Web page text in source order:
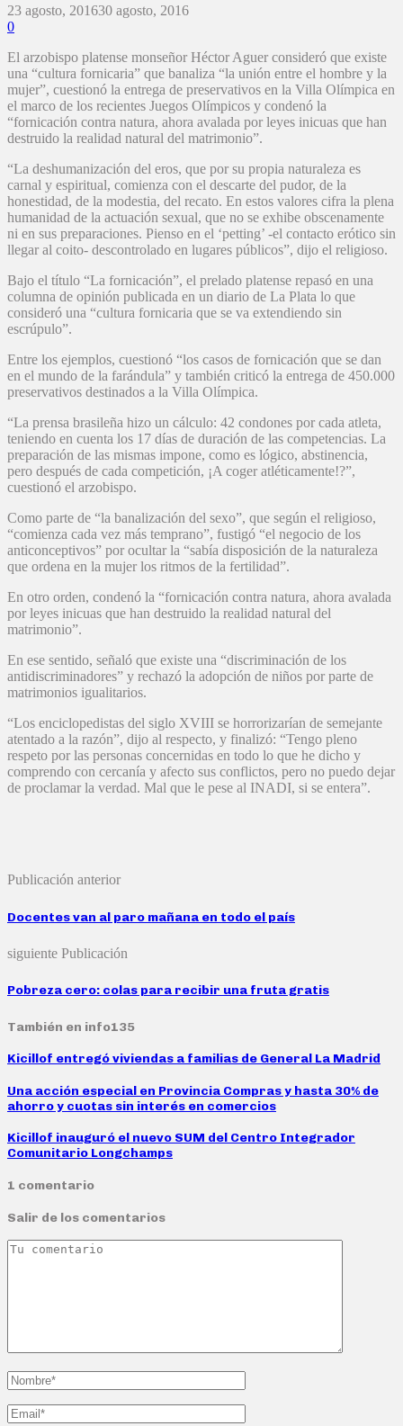
23 agosto, 201630 agosto, 2016
0
El arzobispo platense monseñor Héctor Aguer consideró que existe
una “cultura fornicaria” que banaliza “la unión entre el hombre y la
mujer”, cuestionó la entrega de preservativos en la Villa Olímpica en
el marco de los recientes Juegos Olímpicos y condenó la
“fornicación contra natura, ahora avalada por leyes inicuas que han
destruido la realidad natural del matrimonio”.
“La deshumanización del eros, que por su propia naturaleza es
carnal y espiritual, comienza con el descarte del pudor, de la
honestidad, de la modestia, del recato. En estos valores cifra la plena
humanidad de la actuación sexual, que no se exhibe obscenamente
ni en sus preparaciones. Pienso en el ‘petting’ -el contacto erótico sin
llegar al coito- descontrolado en lugares públicos”, dijo el religioso.
Bajo el título “La fornicación”, el prelado platense repasó en una
columna de opinión publicada en un diario de La Plata lo que
consideró una “cultura fornicaria que se va extendiendo sin
escrúpulo”.
Entre los ejemplos, cuestionó “los casos de fornicación que se dan
en el mundo de la farándula” y también criticó la entrega de 450.000
preservativos destinados a la Villa Olímpica.
“La prensa brasileña hizo un cálculo: 42 condones por cada atleta,
teniendo en cuenta los 17 días de duración de las competencias. La
preparación de las mismas impone, como es lógico, abstinencia,
pero después de cada competición, ¡A coger atléticamente!?”,
cuestionó el arzobispo.
Como parte de “la banalización del sexo”, que según el religioso,
“comienza cada vez más temprano”, fustigó “el negocio de los
anticonceptivos” por ocultar la “sabía disposición de la naturaleza
que ordena en la mujer los ritmos de la fertilidad”.
En otro orden, condenó la “fornicación contra natura, ahora avalada
por leyes inicuas que han destruido la realidad natural del
matrimonio”.
En ese sentido, señaló que existe una “discriminación de los
antidiscriminadores” y rechazó la adopción de niños por parte de
matrimonios igualitarios.
“Los enciclopedistas del siglo XVIII se horrorizarían de semejante
atentado a la razón”, dijo al respecto, y finalizó: “Tengo pleno
respeto por las personas concernidas en todo lo que he dicho y
comprendo con cercanía y afecto sus conflictos, pero no puedo dejar
de proclamar la verdad. Mal que le pese al INADI, si se entera”.
Publicación anterior
Docentes van al paro mañana en todo el país
siguiente Publicación
Pobreza cero: colas para recibir una fruta gratis
También en info135
Kicillof entregó viviendas a familias de General La Madrid
Una acción especial en Provincia Compras y hasta 30% de
ahorro y cuotas sin interés en comercios
Kicillof inauguró el nuevo SUM del Centro Integrador
Comunitario Longchamps
1 comentario
Salir de los comentarios